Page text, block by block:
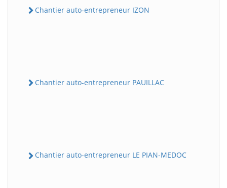
Chantier auto-entrepreneur IZON
Chantier auto-entrepreneur PAUILLAC
Chantier auto-entrepreneur LE PIAN-MEDOC